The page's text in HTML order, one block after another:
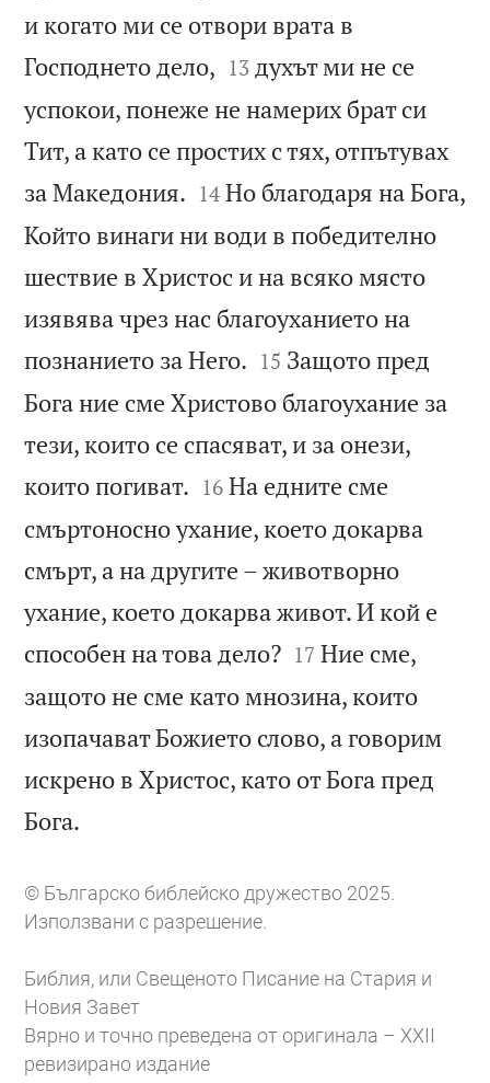
и когато ми се отвори врата в
Господнето дело, 

13 духът ми не се
успокои, понеже не намерих брат си
Тит, а като се простих с тях, отпътувах
за Македония. 

14 Но благодаря на Бога,
Който винаги ни води в победително
шествие в Христос и на всяко място
изявява чрез нас благоуханието на
познанието за Него. 

15 Защото пред
Бога ние сме Христово благоухание за
тези, които се спасяват, и за онези,
които погиват. 

16 На едните сме
смъртоносно ухание, което докарва
смърт, а на другите – животворно
ухание, което докарва живот. И кой е
способен на това дело?
17 Ние сме,
защото не сме като мнозина, които
изопачават Божието слово, а говорим
искрено в Христос, като от Бога пред
Бога.
© Българско библейско дружество 2025.
Използвани с разрешение.
Библия, или Свещеното Писание на Стария и
Новия Завет
Вярно и точно преведена от оригинала – XXII
ревизирано издание